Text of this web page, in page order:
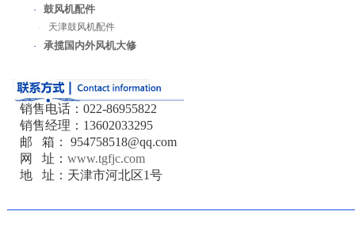
· 鼓风机配件
·
天津鼓风机配件
·
承揽国内外风机大修
销售电话：022-86955822
销售经理：13602033295
邮 箱： 954758518@qq.com
网 址： www.tgfjc.com
地 址：天津市河北区1号